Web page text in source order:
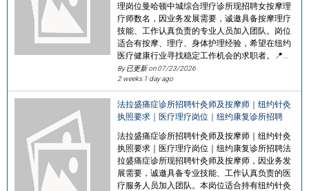
理岗位曼哈顿中城综合理疗诊所现招聘女按摩理
疗师数名，因业务发展需要，诚邀具备按摩理疗
技能、工作认真负责的专业人员加入团队。岗位
适合有按摩、理疗、身体护理经验，希望在纽约
医疗健康行业寻找稳定工作机会的求职者。📍…
By 已更新 on07/23/2026
2 weeks 1 day ago
法拉盛痛症诊所招聘针灸师及按摩师｜纽约针灸
执照要求｜医疗理疗岗位｜纽约康复诊所招聘
法拉盛痛症诊所招聘针灸师及按摩师｜纽约针灸
执照要求｜医疗理疗岗位｜纽约康复诊所招聘法
拉盛痛症诊所现招聘针灸师及按摩师，因业务发
展需要，诚邀具备专业技能、工作认真负责的医
疗服务人员加入团队。本岗位适合持有纽约针灸